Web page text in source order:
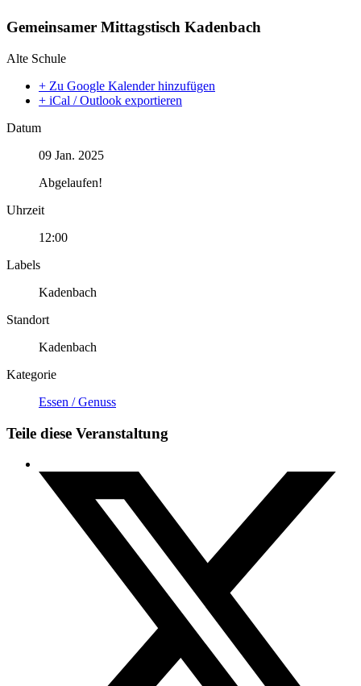
Gemeinsamer Mittagstisch Kadenbach
Alte Schule
+ Zu Google Kalender hinzufügen
+ iCal / Outlook exportieren
Datum
09 Jan. 2025
Abgelaufen!
Uhrzeit
12:00
Labels
Kadenbach
Standort
Kadenbach
Kategorie
Essen / Genuss
Teile diese Veranstaltung